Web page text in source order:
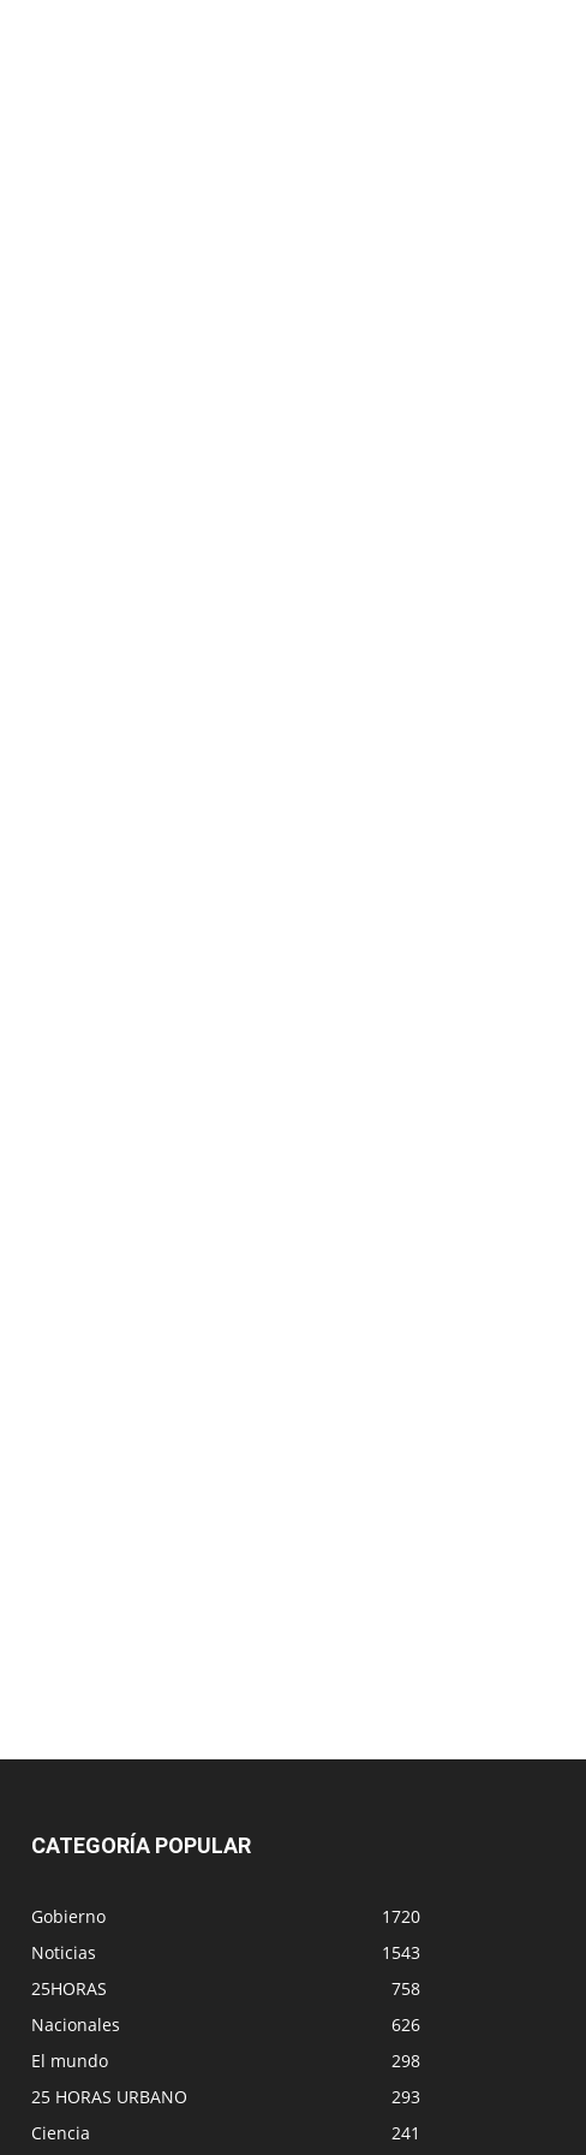
CATEGORÍA POPULAR
Gobierno
1720
Noticias
1543
25HORAS
758
Nacionales
626
El mundo
298
25 HORAS URBANO
293
Ciencia
241